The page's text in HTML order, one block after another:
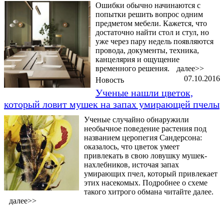
Ошибки обычно начинаются с
попытки решить вопрос одним
предметом мебели. Кажется, что
достаточно найти стол и стул, но
уже через пару недель появляются
провода, документы, техника,
канцелярия и ощущение
временного решения.
далее>>
07.10.2016
Новость
Ученые нашли цветок,
который ловит мушек на запах умирающей пчелы
Ученые случайно обнаружили
необычное поведение растения под
названием церопегия Сандерсона:
оказалось, что цветок умеет
привлекать в свою ловушку мушек-
нахлебников, источая запах
умирающих пчел, который привлекает
этих насекомых. Подробнее о схеме
такого хитрого обмана читайте далее.
далее>>